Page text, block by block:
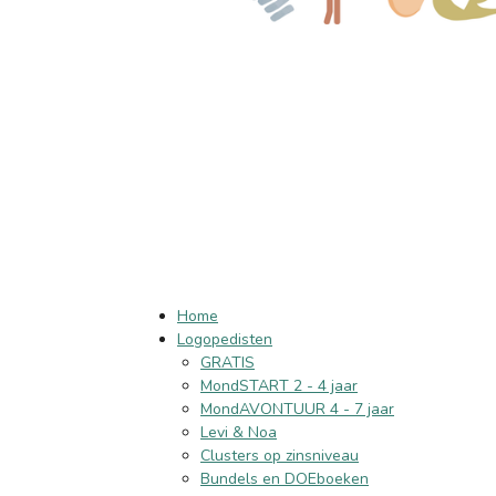
Home
Logopedisten
GRATIS
MondSTART 2 - 4 jaar
MondAVONTUUR 4 - 7 jaar
Levi & Noa
Clusters op zinsniveau
Bundels en DOEboeken